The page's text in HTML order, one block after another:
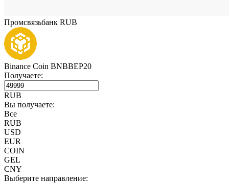
Промсвязьбанк RUB
Binance Coin BNBBEP20
Получаете:
RUB
Вы получаете:
Все
RUB
USD
EUR
COIN
GEL
CNY
Выберите направление: